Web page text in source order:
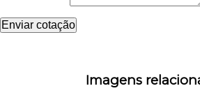
Enviar cotação
Imagens